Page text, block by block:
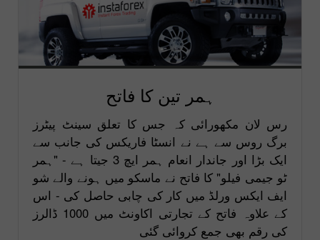
ہمر تین کا فاتح
رس لان مکھورائی کہ جس کا تعلق سینٹ پیٹرز
برگ روس سے ہے نے انسٹا فاریکس کی جانب سے
ایک بڑا اور جاندار انعام ہمر ایچ 3 جیتا ہے - "ہمر
ٹو جیمی فیلو" کا فاتح نے ماسکو میں ہونے والے شو
ایف ایکس ورلڈ میں کار کی چابی حاصل کی - اس
کے علاوہ فاتح کے تجارتی اکاونٹ میں 1000 ڈالرز
کی رقم بھی جمع کروائی گئی